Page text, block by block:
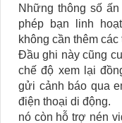
Những thông số
phép bạn linh
không cần thêm
Đầu ghi này cũng
chế độ xem lại
gửi cảnh báo qua
điện thoại di động.
nó còn hỗ trợ nén